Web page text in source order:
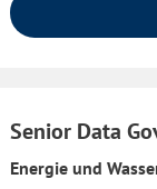
Senior Data
Energie und